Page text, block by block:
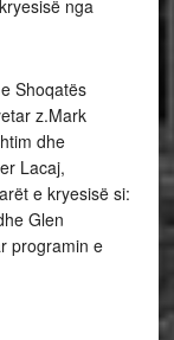
nga
Shoqatës
z.Mark
dhe
Lacaj,
e kryesisë si:
Glen
programin e